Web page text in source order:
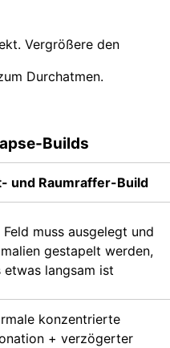
Vergrößere den
Durchatmen.
Builds
und Raumraffer-Build
Feld muss ausgelegt und
gestapelt werden,
etwas langsam ist
konzentrierte
+ verzögerter